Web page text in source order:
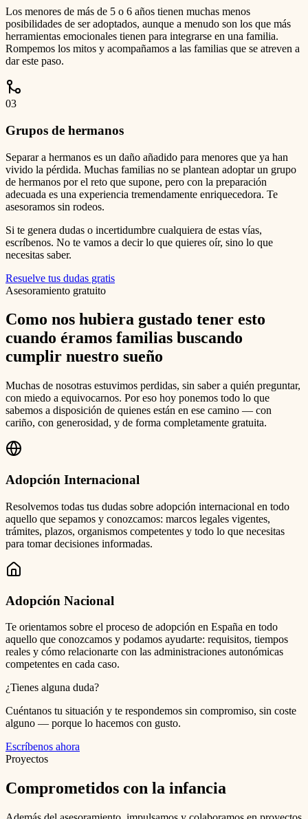
Los menores de más de 5 o 6 años tienen muchas menos
posibilidades de ser adoptados, aunque a menudo son los que más
herramientas emocionales tienen para integrarse en una familia.
Rompemos los mitos y acompañamos a las familias que se atreven a
dar este paso.
03
Grupos de hermanos
Separar a hermanos es un daño añadido para menores que ya han
vivido la pérdida. Muchas familias no se plantean adoptar un grupo
de hermanos por el reto que supone, pero con la preparación
adecuada es una experiencia tremendamente enriquecedora. Te
asesoramos sin rodeos.
Si te genera dudas o incertidumbre cualquiera de estas vías,
escríbenos. No te vamos a decir lo que quieres oír, sino lo que
necesitas saber.
Resuelve tus dudas gratis
Asesoramiento gratuito
Como nos hubiera gustado tener esto
cuando éramos familias buscando
cumplir nuestro sueño
Muchas de nosotras estuvimos perdidas, sin saber a quién preguntar,
con miedo a equivocarnos. Por eso hoy ponemos todo lo que
sabemos a disposición de quienes están en ese camino — con
cariño, con generosidad, y de forma completamente gratuita.
Adopción Internacional
Resolvemos todas tus dudas sobre adopción internacional en todo
aquello que sepamos y conozcamos: marcos legales vigentes,
trámites, plazos, organismos competentes y todo lo que necesitas
para tomar decisiones informadas.
Adopción Nacional
Te orientamos sobre el proceso de adopción en España en todo
aquello que conozcamos y podamos ayudarte: requisitos, tiempos
reales y cómo relacionarte con las administraciones autonómicas
competentes en cada caso.
¿Tienes alguna duda?
Cuéntanos tu situación y te respondemos sin compromiso, sin coste
alguno — porque lo hacemos con gusto.
Escríbenos ahora
Proyectos
Comprometidos con la infancia